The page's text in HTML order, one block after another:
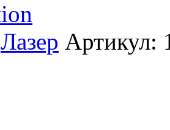
Лазер Артикул: